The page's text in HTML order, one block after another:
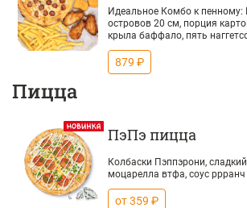
Идеальное Комбо к пенному:
островов 20 см, порция
крыла баффало, пять
879 ₽
Пицца
ПэПэ пицца
Колбаски Пэппэрони,
моцарелла втфа, соус ррранч
от 359 ₽